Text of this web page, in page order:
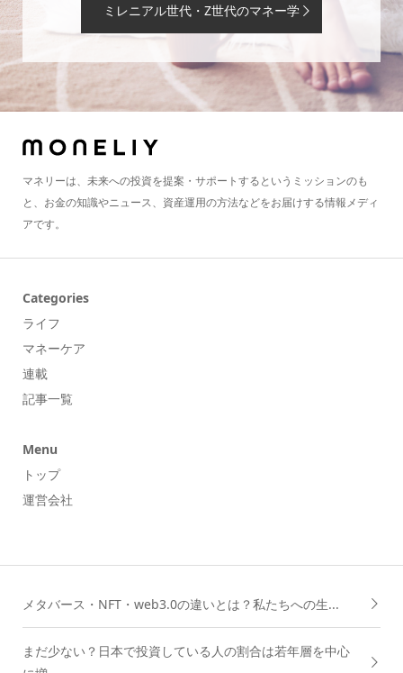
ミレニアル世代・Z世代のマネー学
マネリーは、未来への投資を提案・サポートするというミッションのも
と、お金の知識やニュース、資産運用の方法などをお届けする情報メディ
アです。
Categories
ライフ
マネーケア
連載
記事一覧
Menu
トップ
運営会社
メタバース・NFT・web3.0の違いとは？私たちへの生...
まだ少ない？日本で投資している人の割合は若年層を中心